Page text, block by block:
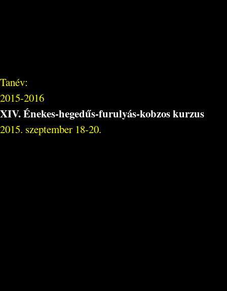
Tanév:
2015-2016
XIV. Énekes-hegedűs-furulyás-kobzos kurzus
2015. szeptember 18-20.